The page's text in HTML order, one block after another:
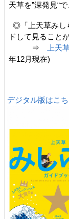
天草を”深発見“
◎「上天草みし
ドして見ること
⇒
上天
年12月現在)
デジタル版はこ